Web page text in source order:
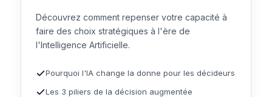
Découvrez comment repenser votre capacité à
faire des choix stratégiques à l'ère de
l'Intelligence Artificielle.
Pourquoi l'IA change la donne pour les décideurs
Les 3 piliers de la décision augmentée